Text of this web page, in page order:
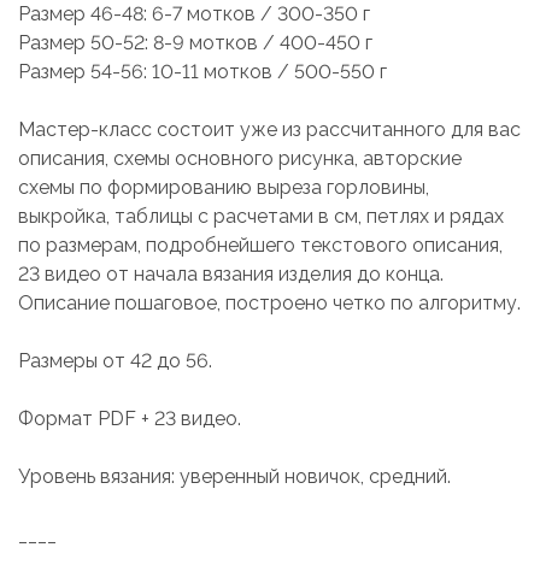
Размер 46-48: 6-7 мотков / 300-350 г
Размер 50-52: 8-9 мотков / 400-450 г
Размер 54-56: 10-11 мотков / 500-550 г
Мастер-класс состоит уже из рассчитанного для вас
описания, схемы основного рисунка, авторские
схемы по формированию выреза горловины,
выкройка, таблицы с расчетами в см, петлях и рядах
по размерам, подробнейшего текстового описания,
23 видео от начала вязания изделия до конца.
Описание пошаговое, построено четко по алгоритму.
Размеры от 42 до 56.
Формат PDF + 23 видео.
Уровень вязания: уверенный новичок, средний.